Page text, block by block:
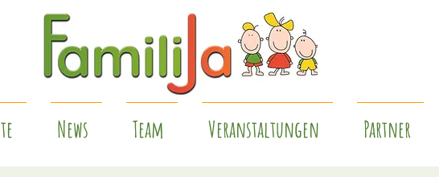
News Team Veranstaltungen Partner